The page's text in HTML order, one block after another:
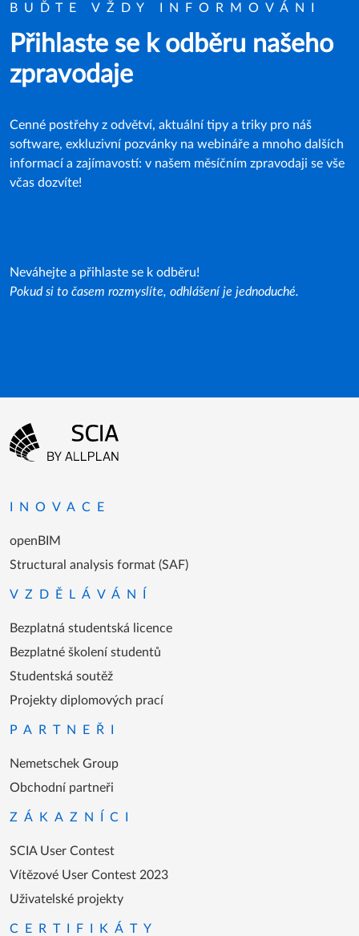
BUĎTE VŽDY INFORMOVÁNI
Přihlaste se k odběru našeho
zpravodaje
Cenné postřehy z odvětví, aktuální tipy a triky pro náš
software, exkluzivní pozvánky na webináře a mnoho dalších
informací a zajímavostí: v našem měsíčním zpravodaji se vše
včas dozvíte!
Neváhejte a přihlaste se k odběru!
Pokud si to časem rozmyslíte, odhlášení je jednoduché.
Menu patičky
INOVACE
openBIM
Structural analysis format (SAF)
VZDĚLÁVÁNÍ
Bezplatná studentská licence
Bezplatné školení studentů
Studentská soutěž
Projekty diplomových prací
PARTNEŘI
Nemetschek Group
Obchodní partneři
ZÁKAZNÍCI
SCIA User Contest
Vítězové User Contest 2023
Uživatelské projekty
CERTIFIKÁTY